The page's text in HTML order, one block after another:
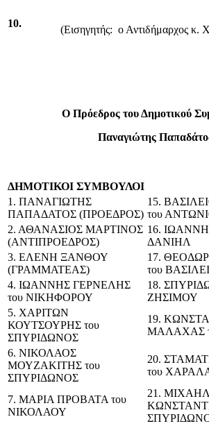
10.
(Εισηγητής: ο Αντιδήμαρχος κ.
Ο Πρόεδρος του Δημοτικού
Παναγιώτης
ΔΗΜΟΤΙΚΟΙ ΣΥΜΒΟΥΛΟΙ
1. ΠΑΝΑΓΙΩΤΗΣ
ΠΑΠΑΔΑΤΟΣ (ΠΡΟΕΔΡΟΣ)
15.
του
2. ΑΘΑΝΑΣΙΟΣ ΜΑΡΤΙΝΟΣ
(ΑΝΤΙΠΡΟΕΔΡΟΣ)
16.
ΔΑΝΙΗΛ
3. ΕΛΕΝΗ ΞΑΝΘΟΥ
(ΓΡΑΜΜΑΤΕΑΣ)
17.
του
4. ΙΩΑΝΝΗΣ ΓΕΡΝΕΛΗΣ
του ΝΙΚΗΦΟΡΟΥ
18.
ΖΗΣΙΜΟΥ
5. ΧΑΡΙΤΩΝ
ΚΟΥΤΣΟΥΡΗΣ του
ΣΠΥΡΙΔΩΝΟΣ
19.
ΜΑΛΑΧΑΣ
6. ΝΙΚΟΛΑΟΣ
ΜΟΥΖΑΚΙΤΗΣ του
ΣΠΥΡΙΔΩΝΟΣ
20.
του
7. ΜΑΡΙΑ ΠΡΟΒΑΤΑ του
ΝΙΚΟΛΑΟΥ
21.